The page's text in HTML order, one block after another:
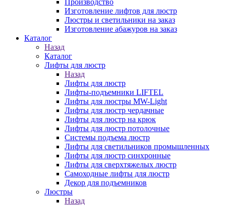
Производство
Изготовление лифтов для люстр
Люстры и светильники на заказ
Изготовление абажуров на заказ
Каталог
Назад
Каталог
Лифты для люстр
Назад
Лифты для люстр
Лифты-подъемники LIFTEL
Лифты для люстры MW-Light
Лифты для люстр чердачные
Лифты для люстр на крюк
Лифты для люстр потолочные
Системы подъема люстр
Лифты для светильников промышленных
Лифты для люстр синхронные
Лифты для сверхтяжелых люстр
Самоходные лифты для люстр
Декор для подъемников
Люстры
Назад